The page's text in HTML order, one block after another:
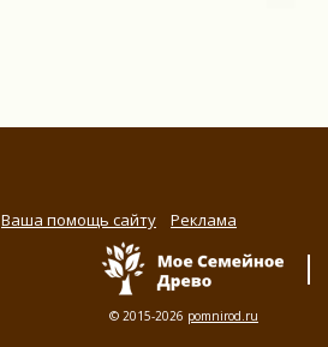
Ваша помощь сайту Реклама
© 2015-2026 pomnirod.ru